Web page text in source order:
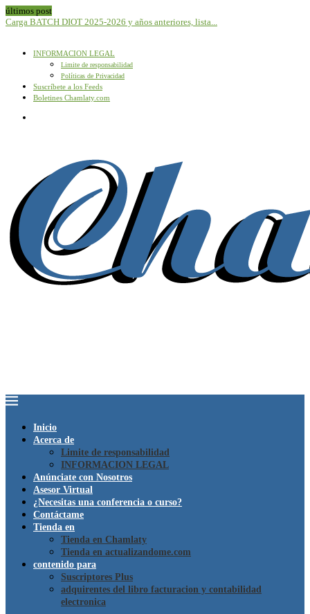
últimos post
Carga BATCH DIOT 2025-2026 y años anteriores, lista...
INFORMACION LEGAL
Limite de responsabilidad
Políticas de Privacidad
Suscríbete a los Feeds
Boletines Chamlaty.com
Inicio
Acerca de
Limite de responsabilidad
INFORMACION LEGAL
Anúnciate con Nosotros
Asesor Virtual
¿Necesitas una conferencia o curso?
Contáctame
Tienda en
Tienda en Chamlaty
Tienda en actualizandome.com
contenido para
Suscriptores Plus
adquirentes del libro facturacion y contabilidad
electronica